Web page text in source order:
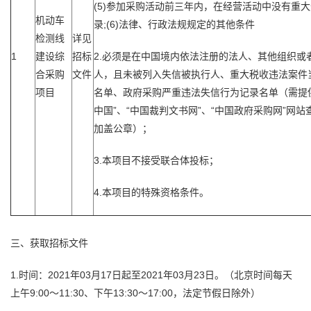
1
机动车
检测线
建设综
合采购
项目
详见
招标
文件
(5)参加采购活动前三年内，在经营活动中没有重
录;(6)法律、行政法规规定的其他条件
2.必须是在中国境内依法注册的法人、其他组织或
人，且未被列入失信被执行人、重大税收违法案件
名单、政府采购严重违法失信行为记录名单（需提
中国”、“中国裁判文书网”、“中国政府采购网”网站
加盖公章）；
3.本项目不接受联合体投标；
4.本项目的特殊资格条件。
三、获取招标文件
1.时间：2021年03月17日起至2021年03月23日。（北京时间每天
上午9:00～11:30、下午13:30～17:00，法定节假日除外）